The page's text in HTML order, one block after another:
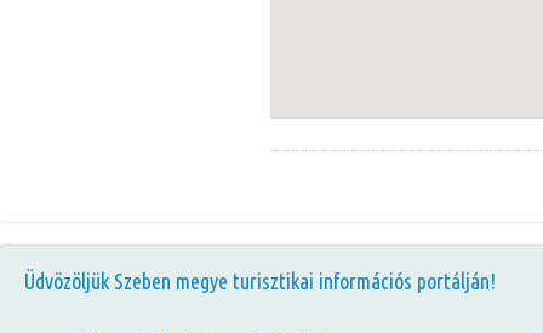
Üdvözöljük Szeben megye turisztikai információs portálján!